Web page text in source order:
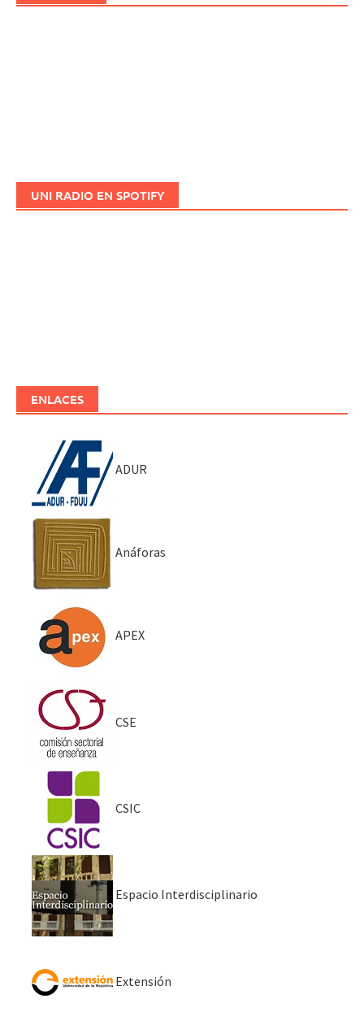
UNI RADIO EN SPOTIFY
ENLACES
ADUR
Anáforas
APEX
CSE
CSIC
Espacio Interdisciplinario
Extensión